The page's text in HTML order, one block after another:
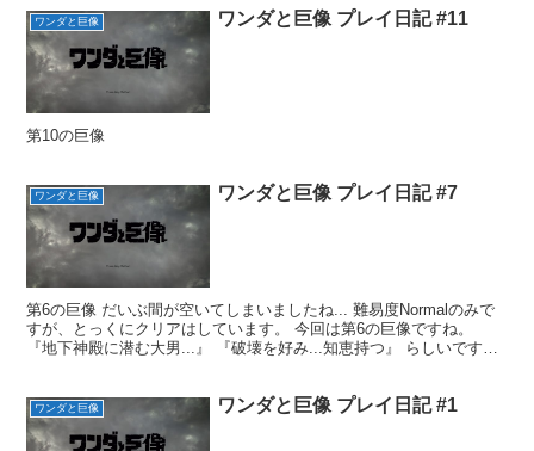
ワンダと巨像 ワンダと巨像 プレイ日記 #11
第10の巨像
ワンダと巨像 ワンダと巨像 プレイ日記 #7
第6の巨像 だいぶ間が空いてしまいましたね... 難易度Normalのみで
すが、とっくにクリアはしています。 今回は第6の巨像ですね。
『地下神殿に潜む大男...』 『破壊を好み...知恵持つ』 らしいです。
ワンダと巨像 ワンダと巨像 プレイ日記 #1